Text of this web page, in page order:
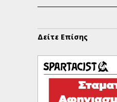
Δείτε Επίσης